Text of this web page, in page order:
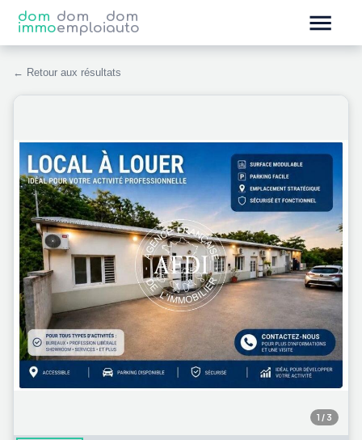
dom
immo
dom
emploi
dom
auto
← Retour aux résultats
1 / 3